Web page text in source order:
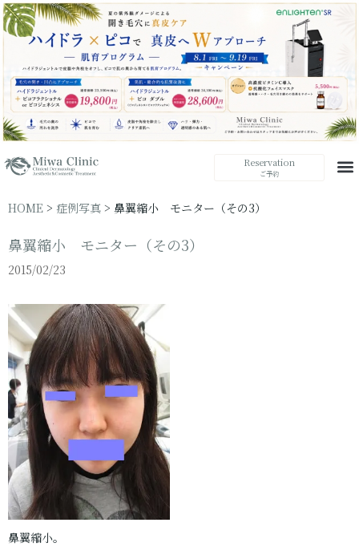
Reservation
ご予約
HOME > 症例写真 > 鼻翼縮小 モニター（その3）
鼻翼縮小 モニター（その3）
2015/02/23
鼻翼縮小。